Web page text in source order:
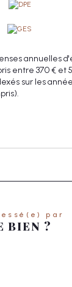
annuelles
entre 370 € et
sur les
par
BIEN ?